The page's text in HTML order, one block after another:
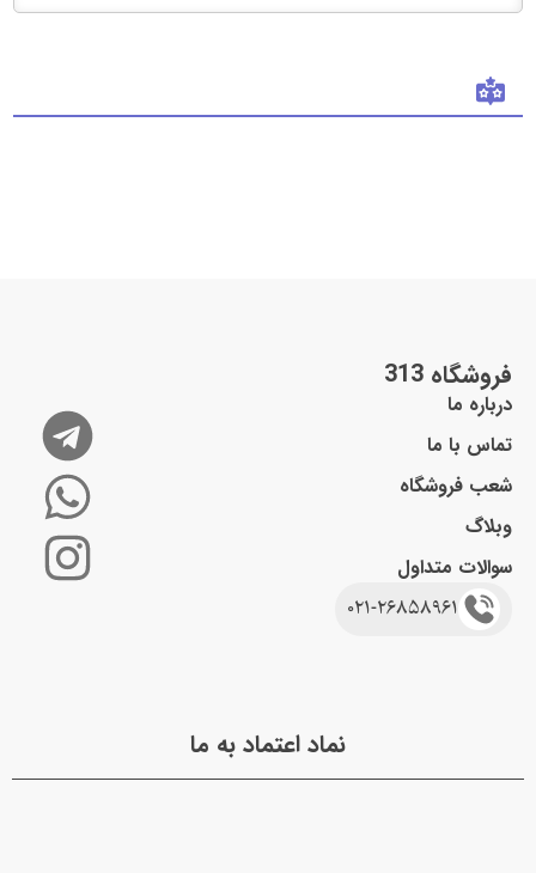
فروشگاه 313
درباره ما
تماس با ما
شعب فروشگاه
وبلاگ
سوالات متداول
021-26858961
نماد اعتماد به ما